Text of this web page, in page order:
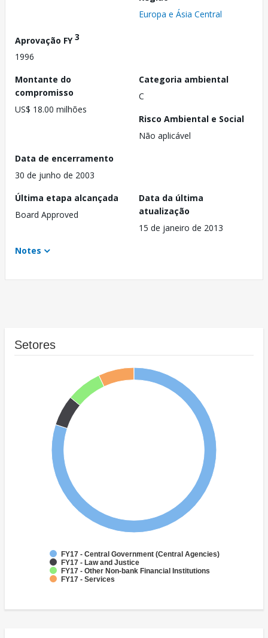
Europa e Ásia Central
Aprovação FY3
1996
Montante do
compromisso
US$ 18.00 milhões
Categoria ambiental
C
Risco Ambiental e Social
Não aplicável
Data de encerramento
30 de junho de 2003
Última etapa alcançada
Board Approved
Data da última
atualização
15 de janeiro de 2013
Notes
Setores
FY17 - Central Government (Central Agencies)
FY17 - Law and Justice
FY17 - Other Non-bank Financial Institutions
FY17 - Services